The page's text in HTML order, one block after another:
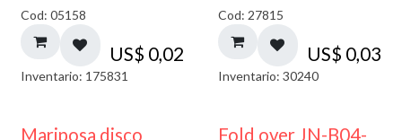
Cod: 05158
US$ 0,02
Inventario: 175831
Cod: 27815
US$ 0,03
Inventario: 30240
Mariposa disco
Fold over JN-B04-